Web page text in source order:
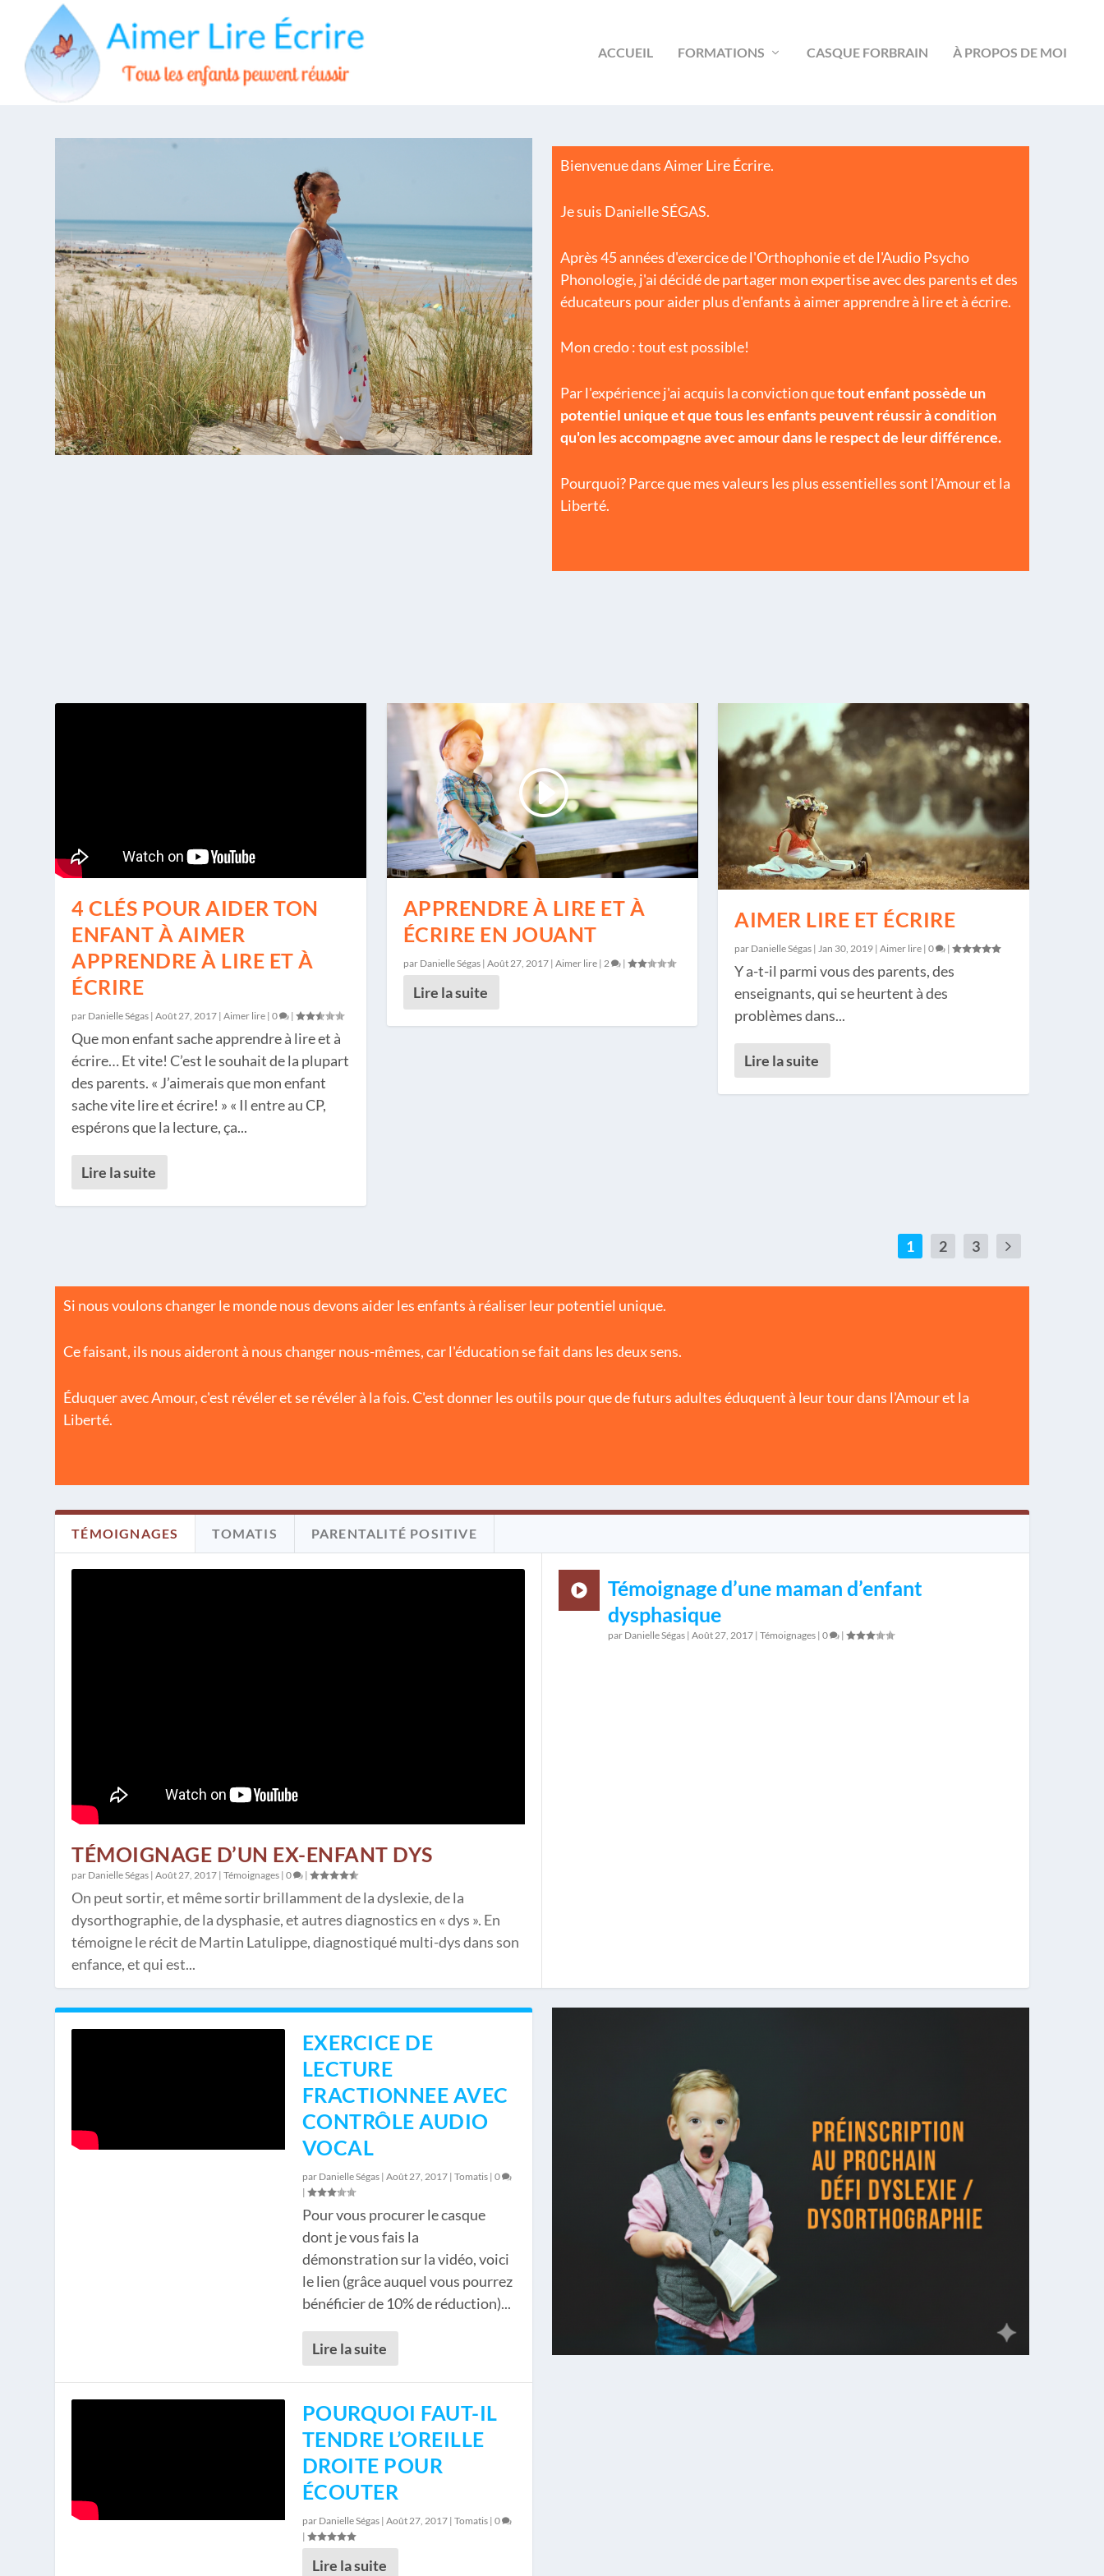
ACCUEIL FORMATIONS CASQUE FORBRAIN À PROPOS DE MOI
Bienvenue dans Aimer Lire Écrire.
Je suis Danielle SÉGAS.
Après 45 années d'exercice de l'Orthophonie et de l'Audio Psycho
Phonologie, j'ai décidé de partager mon expertise avec des parents et des
éducateurs pour aider plus d'enfants à aimer apprendre à lire et à écrire.
Mon credo : tout est possible!
Par l'expérience j'ai acquis la conviction quetout enfant possède un
potentiel unique et que tous les enfants peuvent réussir à condition
qu'on les accompagne avec amour dans le respect de leur différence.
Pourquoi? Parce que mes valeurs les plus essentielles sont l'Amour et la
Liberté.
4 CLÉS POUR AIDER TON
ENFANT À AIMER
APPRENDRE À LIRE ET À
ÉCRIRE
par Danielle Ségas |Août 27, 2017 |Aimer lire |0 |
Que mon enfant sache apprendre à lire et à
écrire… Et vite! C’est le souhait de la plupart
des parents. « J’aimerais que mon enfant
sache vite lire et écrire! » « Il entre au CP,
espérons que la lecture, ça...
Lire la suite
APPRENDRE À LIRE ET À
ÉCRIRE EN JOUANT
par Danielle Ségas| Août 27, 2017| Aimer lire| 2 |
Lire la suite
AIMER LIRE ET ÉCRIRE
par Danielle Ségas |Jan 30, 2019 |Aimer lire |0 |
Y a-t-il parmi vous des parents, des
enseignants, qui se heurtent à des
problèmes dans...
Lire la suite
1 2 3
Si nous voulons changer le monde nous devons aider les enfants à réaliser leur potentiel unique.
Ce faisant, ils nous aideront à nous changer nous-mêmes, car l'éducation se fait dans les deux sens.
Éduquer avec Amour, c'est révéler et se révéler à la fois. C'est donner les outils pour que de futurs adultes éduquent à leur tour dans l'Amour et la
Liberté.
TÉMOIGNAGES TOMATIS PARENTALITÉ POSITIVE
TÉMOIGNAGE D’UN EX-ENFANT DYS
par Danielle Ségas |Août 27, 2017 |Témoignages |0 |
On peut sortir, et même sortir brillamment de la dyslexie, de la
dysorthographie, de la dysphasie, et autres diagnostics en « dys ». En
témoigne le récit de Martin Latulippe, diagnostiqué multi-dys dans son
enfance, et qui est...
Témoignage d’une maman d’enfant
dysphasique
par Danielle Ségas | Août 27, 2017 | Témoignages | 0 |
EXERCICE DE
LECTURE
FRACTIONNEE AVEC
CONTRÔLE AUDIO
VOCAL
par Danielle Ségas| Août 27, 2017| Tomatis| 0
|
Pour vous procurer le casque
dont je vous fais la
démonstration sur la vidéo, voici
le lien (grâce auquel vous pourrez
bénéficier de 10% de réduction)...
Lire la suite
POURQUOI FAUT-IL
TENDRE L’OREILLE
DROITE POUR
ÉCOUTER
par Danielle Ségas| Août 27, 2017| Tomatis| 0
|
Lire la suite